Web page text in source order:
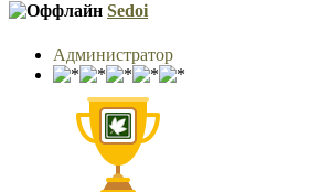
Sedoi
Администратор